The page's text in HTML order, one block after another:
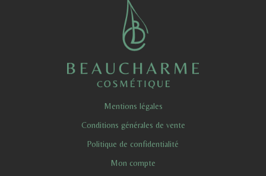
Mentions légales
Conditions générales de vente
Politique de confidentialité
Mon compte